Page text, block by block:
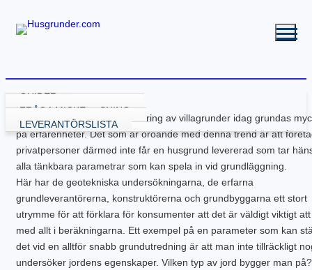
GUIDER
VÄLJA GRUNDLÖSNING
GRUND MED GJUTNING
GJUTA PLATTA
GJUTA PLATTA – STARTA HÄR
PLATTA – ATTEFALL
PLATTA – GARAGE
PLATTA – INDUSTRI
PLATTA – UTERUM
PLATTA – PÅLNING
PLATTA – STALL
PLATTA – TILLBYGGNAD
NY KÄLLARE
BYGGA KÄLLARE
BYGGA KÄLLARE – ATTEFALL
GRUND UTAN GJUTNING
BALK – KRYPGRUND
KRYPGRUND – STARTA HÄR
KRYPGRUND – ATTEFALL
KRYPGRUND – TILLBYGGNAD
BALK – HYBRIDGRUND
BALK – VÄXTHUS
RENOVERA HUSGRUND
DRÄNERA HUS
KÄLLARE MED FUKT
KÄLLARRENOVERING
EW GRUNDRENOVERING
KRYPGRUND – GJUT IGEN
KRYPGRUND – AVFUKTARE
MEKANISKT VENTGOLV
BYGGA POOL
GJUTEN ISOLERAD POOL
POOLGRUND
FLER GUIDER
BETONG
DRÄNERANDE MATERIAL
GRUNDRITNINGAR
GRUNDLÄGGNING PÅ BERG
MARK & TRÄDGÅRD
DOWNLOADS
FRÅGA MICKE
LEVERANTÖRSLISTA
Det ska sägas att dimensionering av villagrunder idag grundas
på erfarenheter. Det som är oroande med denna trend är att
privatpersoner därmed inte får en husgrund levererad som tar
alla tänkbara parametrar som kan spela in vid grundläggning.
Här har de geotekniska undersökningarna, de erfarna
grundleverantörerna, konstruktörerna och grundbyggarna ett stort
utrymme för att förklara för konsumenter att det är väldigt viktigt
med allt i beräkningarna. Ett exempel på en parameter som kan
det vid en alltför snabb grundutredning är att man inte tillräckligt
undersöker jordens egenskaper. Vilken typ av jord bygger man på?